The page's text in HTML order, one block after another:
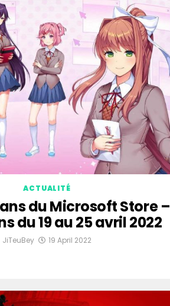
ACTUALITÉ
du Microsoft Store –
du 19 au 25 avril 2022
JiTeuBey 19 April 2022